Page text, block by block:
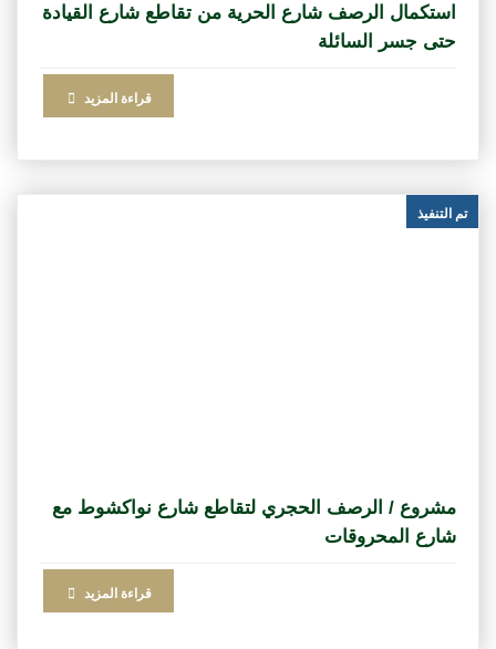
استكمال الرصف شارع الحرية من تقاطع شارع القيادة
حتى جسر السائلة
قراءة المزيد
تم التنفيذ
مشروع / الرصف الحجري لتقاطع شارع نواكشوط مع
شارع المحروقات
قراءة المزيد